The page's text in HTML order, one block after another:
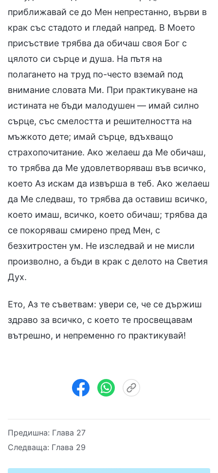
приближавай се до Мен непрестанно, върви в
крак със стадото и гледай напред. В Моето
присъствие трябва да обичаш своя Бог с
цялото си сърце и душа. На пътя на
полагането на труд по-често вземай под
внимание словата Ми. При практикуване на
истината не бъди малодушен — имай силно
сърце, със смелостта и решителността на
мъжкото дете; имай сърце, вдъхващо
страхопочитание. Ако желаеш да Ме обичаш,
то трябва да Ме удовлетворяваш във всичко,
което Аз искам да извърша в теб. Ако желаеш
да Ме следваш, то трябва да оставиш всичко,
което имаш, всичко, което обичаш; трябва да
се покоряваш смирено пред Мен, с
безхитростен ум. Не изследвай и не мисли
произволно, а бъди в крак с делото на Светия
Дух.
Ето, Аз те съветвам: увери се, че се държиш
здраво за всичко, с което те просвещавам
вътрешно, и непременно го практикувай!
Предишна: Глава 27
Следваща: Глава 29